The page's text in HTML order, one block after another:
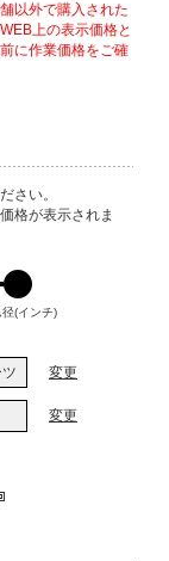
以外で購入された
上の表示価格と
に作業価格をご確
さい。
格が表示されま
径(インチ)
変更
変更